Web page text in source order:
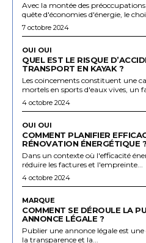
Avec la montée des
quête d'économies d'énergie, le
7 octobre 2024
OUI OUI
QUEL EST LE RISQUE
TRANSPORT EN KAYAK ?
Les coincements constituent une
mortels en sports d'eaux vives, un
4 octobre 2024
OUI OUI
COMMENT PLANIFIER
RÉNOVATION ÉNERGÉTIQUE ?
Dans un contexte où l'efficacité
réduire les factures et l'empreinte...
4 octobre 2024
MARQUE
COMMENT SE DÉROULE LA
ANNONCE LÉGALE ?
Publier une annonce légale est
la transparence et la...